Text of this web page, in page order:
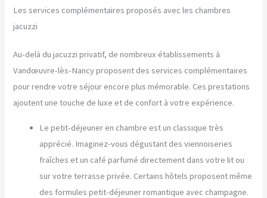
Les services complémentaires proposés avec les chambres
jacuzzi
Au-delà du jacuzzi privatif, de nombreux établissements à
Vandœuvre-lès-Nancy proposent des services complémentaires
pour rendre votre séjour encore plus mémorable. Ces prestations
ajoutent une touche de luxe et de confort à votre expérience.
Le petit-déjeuner en chambre est un classique très
apprécié. Imaginez-vous dégustant des viennoiseries
fraîches et un café parfumé directement dans votre lit ou
sur votre terrasse privée. Certains hôtels proposent même
des formules petit-déjeuner romantique avec champagne.